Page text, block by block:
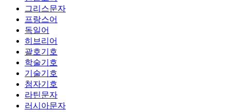
그리스문자
프랑스어
독일어
히브리어
괄호기호
학술기호
기술기호
첨자기호
라틴문자
러시아문자